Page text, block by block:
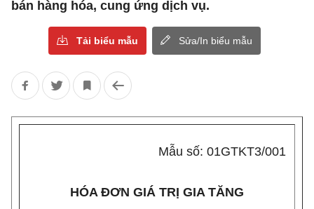
bán hàng hóa, cung ứng dịch vụ.
Tải biểu mẫu Sửa/In biểu mẫu
Mẫu số: 01GTKT3/001
HÓA ĐƠN GIÁ TRỊ GIA TĂNG